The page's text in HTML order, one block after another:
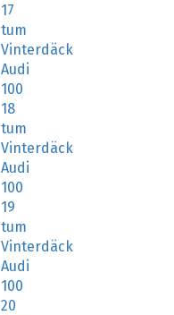
17
tum
Vinterdäck
Audi
100
18
tum
Vinterdäck
Audi
100
19
tum
Vinterdäck
Audi
100
20